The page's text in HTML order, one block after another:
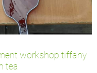
workshop tiffany
tea